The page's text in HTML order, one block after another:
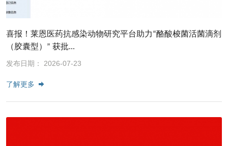
喜报！莱恩医药抗感染动物研究平台助力“酪酸梭菌活菌滴剂
（胶囊型）” 获批...
发布日期： 2026-07-23
了解更多